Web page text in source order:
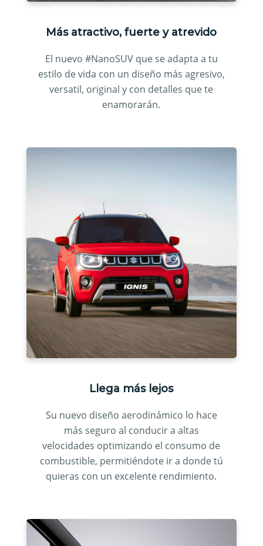
Más atractivo, fuerte y atrevido
El nuevo #NanoSUV que se adapta a tu
estilo de vida con un diseño más agresivo,
versatil, original y con detalles que te
enamorarán.
Llega más lejos
Su nuevo diseño aerodinámico lo hace
más seguro al conducir a altas
velocidades optimizando el consumo de
combustible, permitiéndote ir a donde tú
quieras con un excelente rendimiento.